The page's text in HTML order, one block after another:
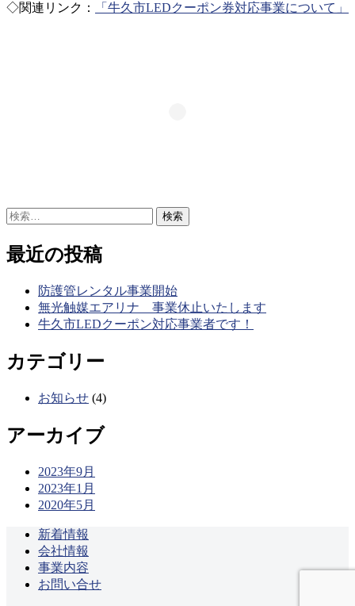
◇関連リンク： 「牛久市LEDクーポン券対応事業について」
検
最近の投稿
防護管レンタル事業開始
無光触媒エアリナ 事業休止いたします
牛久市LEDクーポン対応事業者です！
カテゴリー
お知らせ (4)
アーカイブ
2023年9月
2023年1月
2020年5月
新着情報
会社情報
事業内容
お問い合せ